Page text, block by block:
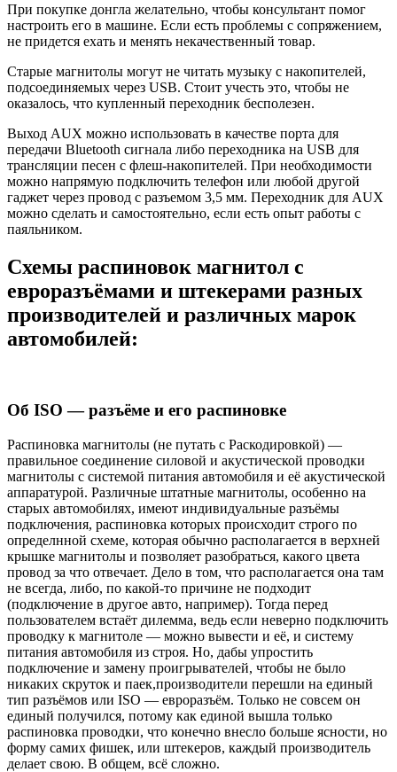
При покупке донгла желательно, чтобы консультант помог
настроить его в машине. Если есть проблемы с сопряжением,
не придется ехать и менять некачественный товар.
Старые магнитолы могут не читать музыку с накопителей,
подсоединяемых через USB. Стоит учесть это, чтобы не
оказалось, что купленный переходник бесполезен.
Выход AUX можно использовать в качестве порта для
передачи Bluetooth сигнала либо переходника на USB для
трансляции песен с флеш-накопителей. При необходимости
можно напрямую подключить телефон или любой другой
гаджет через провод с разъемом 3,5 мм. Переходник для AUX
можно сделать и самостоятельно, если есть опыт работы с
паяльником.
Схемы распиновок магнитол с
евроразъёмами и штекерами разных
производителей и различных марок
автомобилей:
Об ISO — разъёме и его распиновке
Распиновка магнитолы (не путать с Раскодировкой) —
правильное соединение силовой и акустической проводки
магнитолы с системой питания автомобиля и её акустической
аппаратурой. Различные штатные магнитолы, особенно на
старых автомобилях, имеют индивидуальные разъёмы
подключения, распиновка которых происходит строго по
определнной схеме, которая обычно располагается в верхней
крышке магнитолы и позволяет разобраться, какого цвета
провод за что отвечает. Дело в том, что располагается она там
не всегда, либо, по какой-то причине не подходит
(подключение в другое авто, например). Тогда перед
пользователем встаёт дилемма, ведь если неверно подключить
проводку к магнитоле — можно вывести и её, и систему
питания автомобиля из строя. Но, дабы упростить
подключение и замену проигрывателей, чтобы не было
никаких скруток и паек,производители перешли на единый
тип разъёмов или ISO — евроразъём. Только не совсем он
единый получился, потому как единой вышла только
распиновка проводки, что конечно внесло больше ясности, но
форму самих фишек, или штекеров, каждый производитель
делает свою. В общем, всё сложно.